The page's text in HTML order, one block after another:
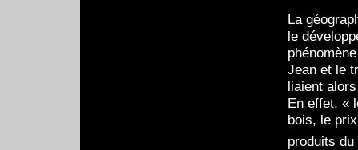
La
le
Jean et le
liaient
En effet, «
bois, le
produits